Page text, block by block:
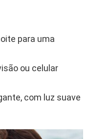
para uma
ou celular
com luz suave